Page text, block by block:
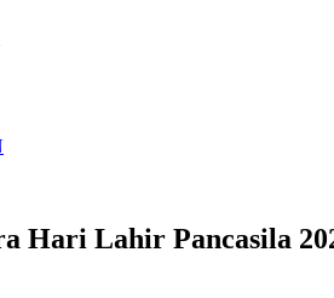
Hari Lahir Pancasila